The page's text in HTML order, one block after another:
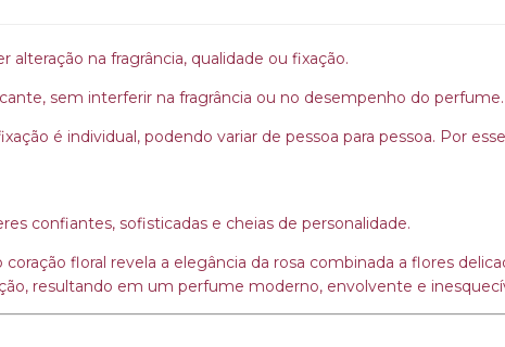
na fragrância, qualidade ou fixação.
sem interferir na fragrância ou no desempenho do perfume.
é individual, podendo variar de pessoa para pessoa. Por
confiantes, sofisticadas e cheias de personalidade.
floral revela a elegância da rosa combinada a flores
resultando em um perfume moderno, envolvente e